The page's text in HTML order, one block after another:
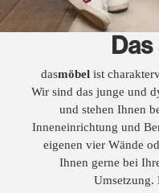
dasmöbelist
Wir sind das junge und
und stehen Ihnen
Inneneinrichtung und
eigenen vier Wände
Ihnen gerne bei
Umsetzung.